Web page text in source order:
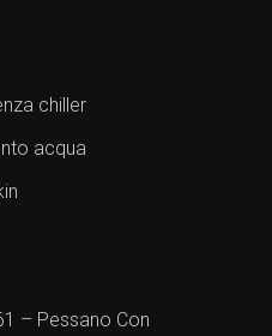
chiller
acqua
– Pessano Con